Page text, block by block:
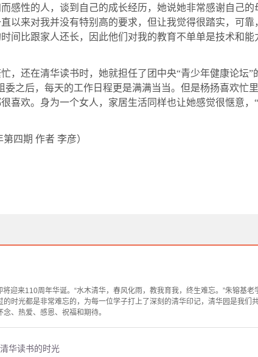
感性的人，谈到自己的成长经历，她说她非常感谢自己
以来对我并没有特别高的要求，但让我觉得很踏实，可
间比跟家人还长，因此他们对我的教育不单单是技术和能
，还在清华读书时，她就担任了团中央“青少年健康论坛
委之后，每天的工作日程更是满满当当。但是杨扬喜欢忙
喜欢。身为一个女人，家居生活同样也让她感觉很惬意，
第四期 作者 李彦）
迎来110周年华诞。“水木清华，春风化雨，教我育我，终生难忘。”朱镕基
时光都是非常难忘的，为每一位学子打上了深刻的清华印记，清华园是我们
、热爱、感恩、祝福和期待。
华读书的时光